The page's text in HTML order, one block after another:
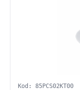
Kod: 85PCS02KT00